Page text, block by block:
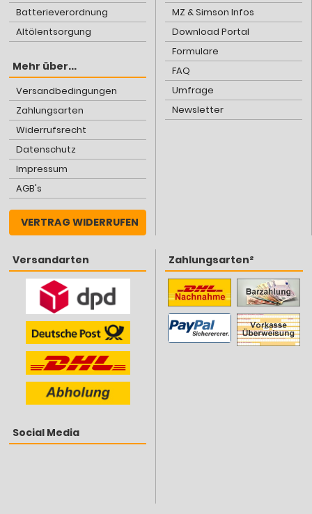
Batterieverordnung
Altölentsorgung
Mehr über...
Versandbedingungen
Zahlungsarten
Widerrufsrecht
Datenschutz
Impressum
AGB's
VERTRAG WIDERRUFEN
MZ & Simson Infos
Download Portal
Formulare
FAQ
Umfrage
Newsletter
Versandarten
Social Media
Zahlungsarten²